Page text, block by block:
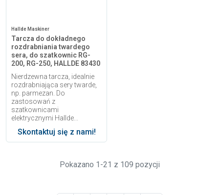
Hallde Maskiner
Tarcza do dokładnego
rozdrabniania twardego
sera, do szatkownic RG-
200, RG-250, HALLDE 83430
Nierdzewna tarcza, idealnie
rozdrabniająca sery twarde,
np. parmezan. Do
zastosowań z
szatkownicami
elektrycznymi Hallde...
Skontaktuj się z nami!
Pokazano 1-21 z 109 pozycji